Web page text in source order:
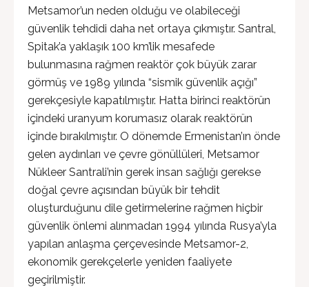
Metsamor’un neden olduğu ve olabileceği
güvenlik tehdidi daha net ortaya çıkmıştır. Santral,
Spitak’a yaklaşık 100 km’lik mesafede
bulunmasına rağmen reaktör çok büyük zarar
görmüş ve 1989 yılında “sismik güvenlik açığı”
gerekçesiyle kapatılmıştır. Hatta birinci reaktörün
içindeki uranyum korumasız olarak reaktörün
içinde bırakılmıştır. O dönemde Ermenistan’ın önde
gelen aydınları ve çevre gönüllüleri, Metsamor
Nükleer Santrali’nin gerek insan sağlığı gerekse
doğal çevre açısından büyük bir tehdit
oluşturduğunu dile getirmelerine rağmen hiçbir
güvenlik önlemi alınmadan 1994 yılında Rusya’yla
yapılan anlaşma çerçevesinde Metsamor-2,
ekonomik gerekçelerle yeniden faaliyete
geçirilmiştir.